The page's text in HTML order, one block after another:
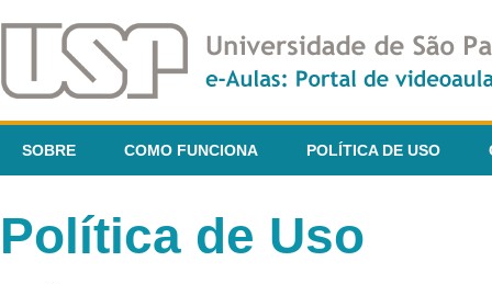
SOBRE COMO FUNCIONA POLÍTICA DE USO
Política de Uso